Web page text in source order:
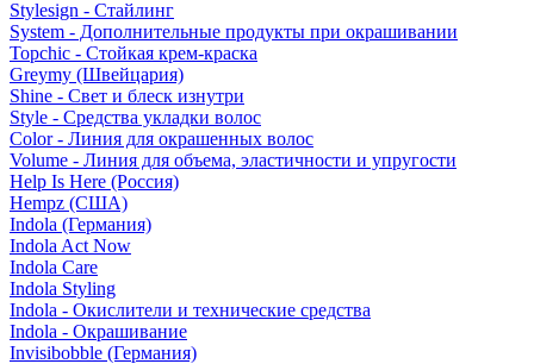
Stylesign - Стайлинг
System - Дополнительные продукты при окрашивании
Topchic - Стойкая крем-краска
Greymy (Швейцария)
Shine - Свет и блеск изнутри
Style - Средства укладки волос
Color - Линия для окрашенных волос
Volume - Линия для объема, эластичности и упругости
Help Is Here (Россия)
Hempz (США)
Indola (Германия)
Indola Act Now
Indola Care
Indola Styling
Indola - Окислители и технические средства
Indola - Окрашивание
Invisibobble (Германия)